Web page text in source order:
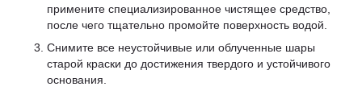
примените специализированное чистящее средство,
после чего тщательно промойте поверхность водой.
Снимите все неустойчивые или облученные шары
старой краски до достижения твердого и устойчивого
основания.